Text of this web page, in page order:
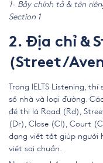
1- Bẫy chính tả & tên
Section 1
2. Địa chỉ &
(Street/
Trong IELTS Listening,
số nhà và loại đường.
đề thi là Road (Rd),
(Dr), Close (Cl), Court
dạng viết tắt giúp người
viết sai chuẩn.